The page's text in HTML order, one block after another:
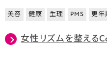
美容 健康 生理 PMS 更年
女性リズムを整える